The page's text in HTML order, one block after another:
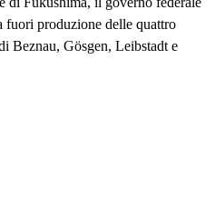
fuori produzione delle quattro
Beznau, Gösgen, Leibstadt e